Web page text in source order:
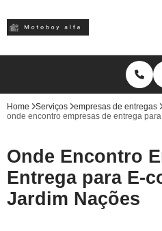
Home Serviços empresas de entregas
onde encontro empresas de entrega
Onde Encontro
Entrega para E-
Jardim Nações